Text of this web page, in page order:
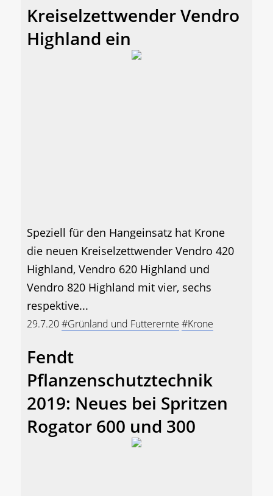
Kreiselzettwender Vendro
Highland ein
Speziell für den Hangeinsatz hat Krone
die neuen Kreiselzettwender Vendro 420
Highland, Vendro 620 Highland und
Vendro 820 Highland mit vier, sechs
respektive...
29.7.20#Grünland und Futterernte #Krone
Fendt
Pflanzenschutztechnik
2019: Neues bei Spritzen
Rogator 600 und 300